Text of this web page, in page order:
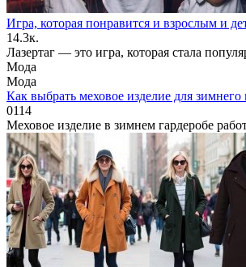
Игра, которая понравится и взрослым и
14.3к.
Лазертаг — это игра, которая стала
Мода
Мода
Как выбрать меховое изделие для зимнего
0114
Меховое изделие в зимнем гардеробе